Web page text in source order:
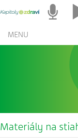
MENU
Materiály na